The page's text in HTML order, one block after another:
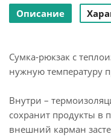
Описание
Сумка-рюкзак с
нужную температуру
Внутри –
сохранит продукты в
внешний карман